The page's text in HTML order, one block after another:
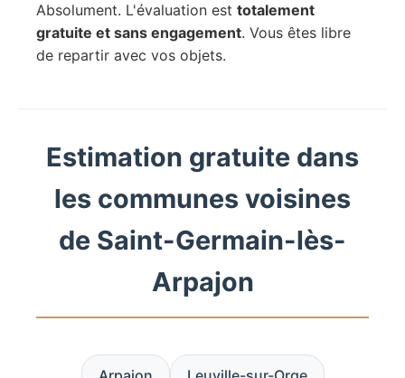
Absolument. L'évaluation est totalement
gratuite et sans engagement. Vous êtes libre
de repartir avec vos objets.
Estimation gratuite dans
les communes voisines
de Saint-Germain-lès-
Arpajon